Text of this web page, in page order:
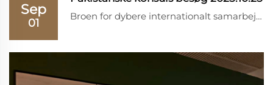
Sep
01
Broen for dybere internationalt samarbejde er nu afgørende bygget, og fremtiden for gensidig økonomisk vækst ser mere lovende ud end nogensinde før. Fenghui Stone Industry fremsendte en varm velkomst til de ærede gæster og den officielle delegation...